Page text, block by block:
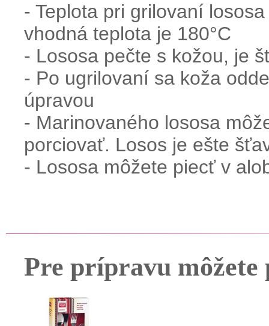
- Teplota pri grilovaní
vhodná teplota je 180°C
- Lososa pečte s kožou, je
- Po ugrilovaní sa koža
úpravou
- Marinovaného lososa
porciovať. Losos je ešte
- Lososa môžete piecť v
Pre prípravu